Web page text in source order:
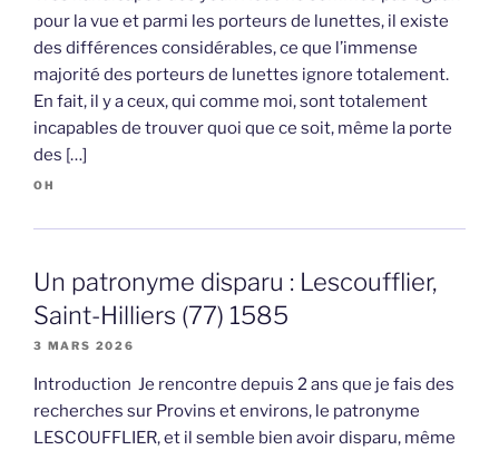
pour la vue et parmi les porteurs de lunettes, il existe
des différences considérables, ce que l’immense
majorité des porteurs de lunettes ignore totalement.
En fait, il y a ceux, qui comme moi, sont totalement
incapables de trouver quoi que ce soit, même la porte
des […]
OH
Un patronyme disparu : Lescoufflier,
Saint-Hilliers (77) 1585
3 MARS 2026
Introduction Je rencontre depuis 2 ans que je fais des
recherches sur Provins et environs, le patronyme
LESCOUFFLIER, et il semble bien avoir disparu, même